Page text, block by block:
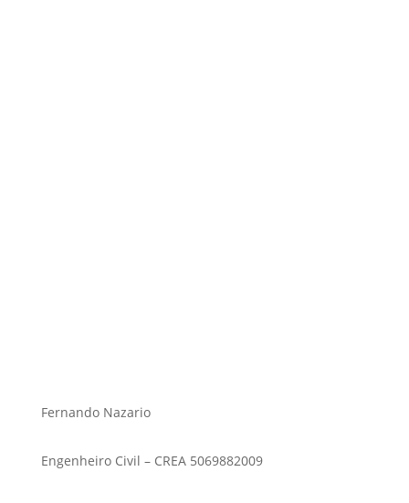
Fernando Nazario
Engenheiro Civil – CREA 5069882009